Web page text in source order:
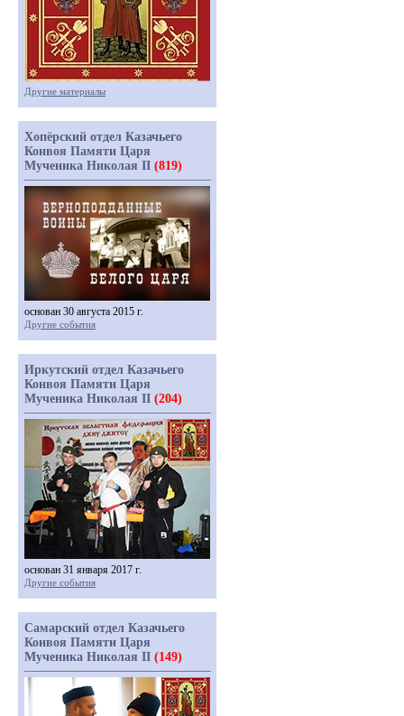
Другие материалы
Хопёрский отдел Казачьего
Конвоя Памяти Царя
Мученика Николая II (819)
основан 30 августа 2015 г.
Другие события
Иркутский отдел Казачьего
Конвоя Памяти Царя
Мученика Николая II (204)
основан 31 января 2017 г.
Другие события
Самарский отдел Казачьего
Конвоя Памяти Царя
Мученика Николая II (149)